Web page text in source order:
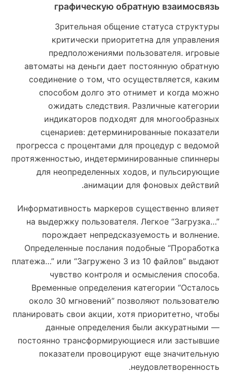
графическую обратную взаимосвязь
Зрительная общение статуса структуры
критически приоритетна для управления
предположениями пользователя. игровые
автоматы на деньги дает постоянную обратную
соединение о том, что осуществляется, каким
способом долго это отнимет и когда можно
ожидать следствия. Различные категории
индикаторов подходят для многообразных
сценариев: детерминированные показатели
прогресса с процентами для процедур с ведомой
протяженностью, индетерминированные спиннеры
для неопределенных ходов, и пульсирующие
анимации для фоновых действий.
Информативность маркеров существенно влияет
на выдержку пользователя. Легкое “Загрузка…”
порождает непредсказуемость и волнение.
Определенные послания подобные “Проработка
платежа…” или “Загружено 3 из 10 файлов” выдают
чувство контроля и осмысления способа.
Временные определения категории “Осталось
около 30 мгновений” позволяют пользователю
планировать свои акции, хотя приоритетно, чтобы
данные определения были аккуратными —
постоянно трансформирующиеся или застывшие
показатели провоцируют еще значительную
неудовлетворенность.